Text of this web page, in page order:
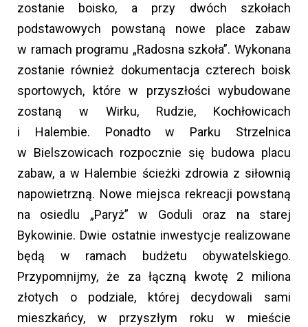
zostanie boisko, a przy dwóch szkołach
podstawowych powstaną nowe place zabaw
w ramach programu „Radosna szkoła”. Wykonana
zostanie również dokumentacja czterech boisk
sportowych, które w przyszłości wybudowane
zostaną w Wirku, Rudzie, Kochłowicach
i Halembie. Ponadto w Parku Strzelnica
w Bielszowicach rozpocznie się budowa placu
zabaw, a w Halembie ścieżki zdrowia z siłownią
napowietrzną. Nowe miejsca rekreacji powstaną
na osiedlu „Paryż” w Goduli oraz na starej
Bykowinie. Dwie ostatnie inwestycje realizowane
będą w ramach budżetu obywatelskiego.
Przypomnijmy, że za łączną kwotę 2 miliona
złotych o podziale, której decydowali sami
mieszkańcy, w przyszłym roku w mieście